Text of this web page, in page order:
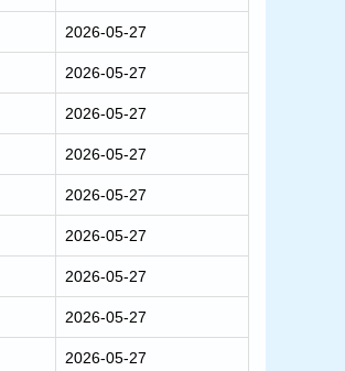
2026-05-27
2026-05-27
2026-05-27
2026-05-27
2026-05-27
2026-05-27
2026-05-27
2026-05-27
2026-05-27